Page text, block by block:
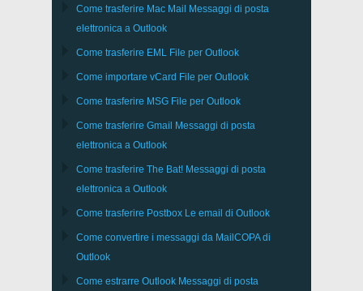
Come trasferire Mac Mail
Messaggi di posta
elettronica a Outlook
Come trasferire EML File per Outlook
Come importare vCard File per Outlook
Come trasferire MSG File per Outlook
Come trasferire Gmail
Messaggi di posta
elettronica a Outlook
Come trasferire The Bat! Messaggi di posta
elettronica a Outlook
Come trasferire Postbox Le email di Outlook
Come convertire i messaggi da MailCOPAdi
Outlook
Come estrarre Outlook Messaggi di posta